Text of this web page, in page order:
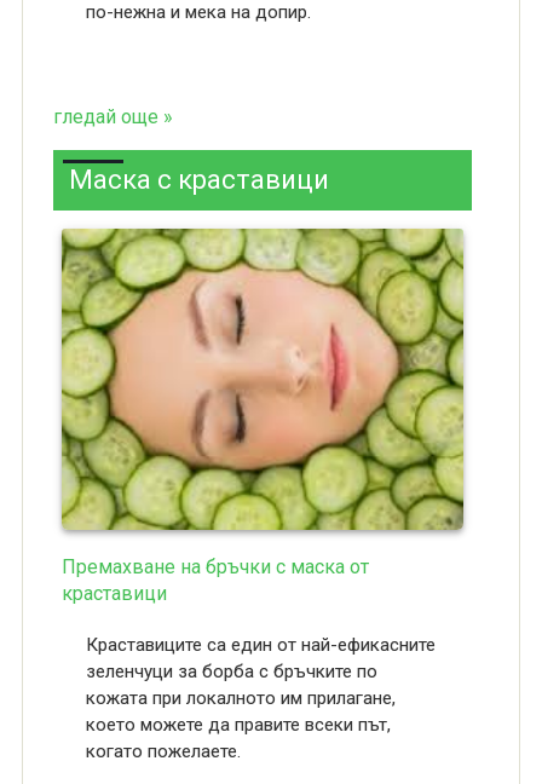
по-нежна и мека на допир.
гледай още »
Маска с краставици
Премахване на бръчки с маска от
краставици
Краставиците са един от най-ефикасните
зеленчуци за борба с бръчките по
кожата при локалното им прилагане,
което можете да правите всеки път,
когато пожелаете.